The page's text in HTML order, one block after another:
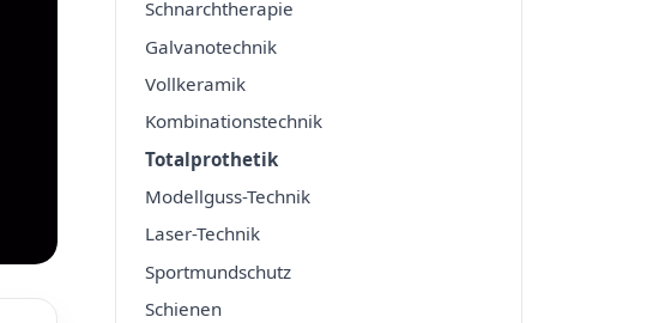
Schnarchtherapie
Galvanotechnik
Vollkeramik
Kombinationstechnik
Totalprothetik
Modellguss-Technik
Laser-Technik
Sportmundschutz
Schienen